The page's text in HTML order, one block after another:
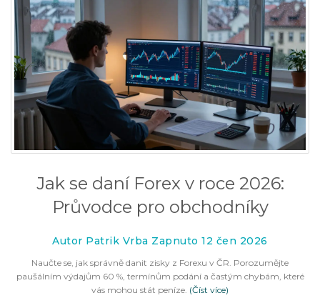
Jak se daní Forex v roce 2026:
Průvodce pro obchodníky
Autor Patrik Vrba Zapnuto 12 čen 2026
Naučte se, jak správně danit zisky z Forexu v ČR. Porozumějte
paušálním výdajům 60 %, termínům podání a častým chybám, které
vás mohou stát peníze. (Číst více)